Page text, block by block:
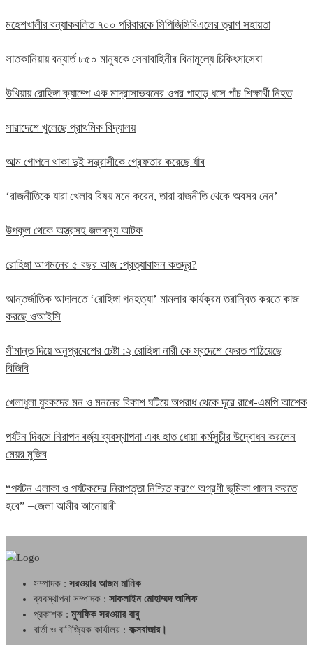
মহেশখালীর বন্যাকবলিত ৭০০ পরিবারকে সিপিজিসিবিএলের ত্রাণ সহায়তা
সাতকানিয়ায় বন্যার্ত ৮৫০ মানুষকে সেনাবাহিনীর বিনামূল্যে চিকিৎসাসেবা
উখিয়ায় রোহিঙ্গা ক্যাম্পে এক মাদ্রাসাভবনের ওপর পাহাড় ধসে পাঁচ শিক্ষার্থী নিহত
সারাদেশে খুলেছে প্রাথমিক বিদ্যালয়
আত্ম গোপনে থাকা দুই সন্ত্রাসীকে গ্রেফতার করেছে র্যাব
‘রাজনীতিকে যারা খেলার বিষয় মনে করেন, তারা রাজনীতি থেকে অবসর নেন’
উপকূল থেকে অস্ত্রসহ জলদস্যু আটক
রোহিঙ্গা আগমনের ৫ বছর আজ :প্রত্যাবাসন কতদূর?
আন্তর্জাতিক আদালতে ‘রোহিঙ্গা গনহত্যা’ মামলার কার্যক্রম তরান্বিত করতে কাজ
করছে ওআইসি
সীমান্ত দিয়ে অনুপ্রবেশের চেষ্টা :২ রোহিঙ্গা নারী কে স্বদেশে ফেরত পাঠিয়েছে
বিজিবি
খেলাধুলা যুবকদের মন ও মননের বিকাশ ঘটিয়ে অপরাধ থেকে দূরে রাখে-এমপি আশেক
পর্যটন দিবসে নিরাপদ বর্জ্য ব্যবস্থাপনা এবং হাত ধোয়া কর্মসুচীর উদ্বোধন করলেন
মেয়র মুজিব
“পর্যটন এলাকা ও পর্যটকদের নিরাপত্তা নিশ্চিত করণে অগ্রণী ভূমিকা পালন করতে
হবে” –জেলা আমীর আনোয়ারী
সম্পাদক : সরওয়ার আজম মানিক
ব্যবস্থাপনা সম্পাদক : সাকলাইন মোহাম্মদ আলিফ
প্রকাশক : মুশফিক সরওয়ার বাবু
বার্তা ও বাণিজ্যিক কার্যালয় : কক্সবাজার।